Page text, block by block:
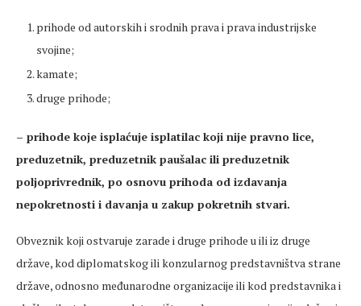
prihode od autorskih i srodnih prava i prava industrijske
svojine;
kamate;
druge prihode;
– prihode koje isplaćuje isplatilac koji nije pravno lice,
preduzetnik, preduzetnik paušalac ili preduzetnik
poljoprivrednik, po osnovu prihoda od izdavanja
nepokretnosti i davanja u zakup pokretnih stvari.
Obveznik koji ostvaruje zarade i druge prihode u ili iz druge
države, kod diplomatskog ili konzularnog predstavništva strane
države, odnosno međunarodne organizacije ili kod predstavnika i